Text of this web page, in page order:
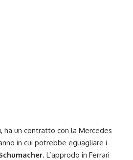
ha un contratto con la Mercedes
in cui potrebbe eguagliare i
. L’approdo in Ferrari